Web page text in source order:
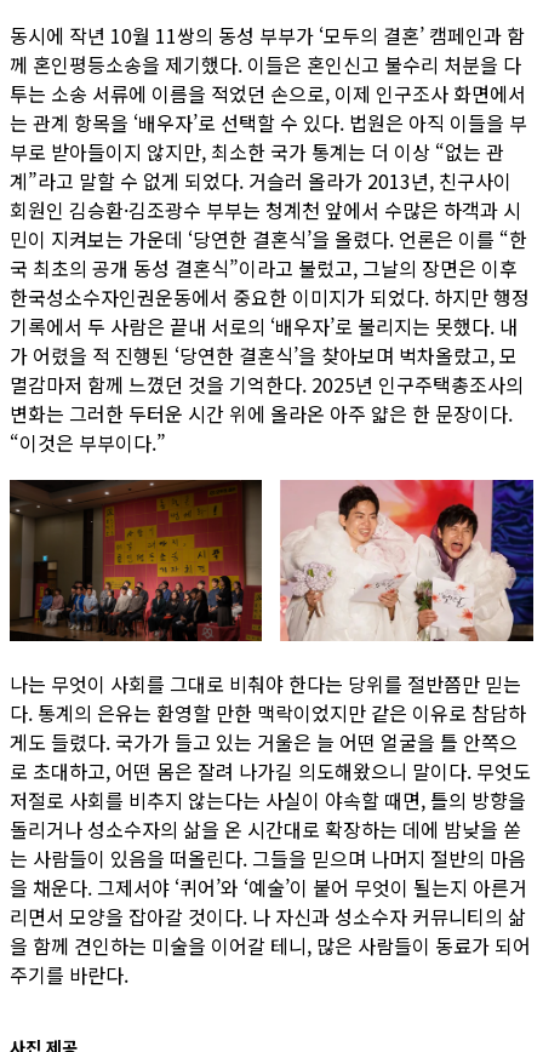
동시에 작년 10월 11쌍의 동성 부부가 ‘모두의 결혼’ 캠페인과 함
께 혼인평등소송을 제기했다. 이들은 혼인신고 불수리 처분을 다
투는 소송 서류에 이름을 적었던 손으로, 이제 인구조사 화면에서
는 관계 항목을 ‘배우자’로 선택할 수 있다. 법원은 아직 이들을 부
부로 받아들이지 않지만, 최소한 국가 통계는 더 이상 “없는 관
계”라고 말할 수 없게 되었다. 거슬러 올라가 2013년, 친구사이
회원인 김승환·김조광수 부부는 청계천 앞에서 수많은 하객과 시
민이 지켜보는 가운데 ‘당연한 결혼식’을 올렸다. 언론은 이를 “한
국 최초의 공개 동성 결혼식”이라고 불렀고, 그날의 장면은 이후
한국성소수자인권운동에서 중요한 이미지가 되었다. 하지만 행정
기록에서 두 사람은 끝내 서로의 ‘배우자’로 불리지는 못했다. 내
가 어렸을 적 진행된 ‘당연한 결혼식’을 찾아보며 벅차올랐고, 모
멸감마저 함께 느꼈던 것을 기억한다. 2025년 인구주택총조사의
변화는 그러한 두터운 시간 위에 올라온 아주 얇은 한 문장이다.
“이것은 부부이다.”
나는 무엇이 사회를 그대로 비춰야 한다는 당위를 절반쯤만 믿는
다. 통계의 은유는 환영할 만한 맥락이었지만 같은 이유로 참담하
게도 들렸다. 국가가 들고 있는 거울은 늘 어떤 얼굴을 틀 안쪽으
로 초대하고, 어떤 몸은 잘려 나가길 의도해왔으니 말이다. 무엇도
저절로 사회를 비추지 않는다는 사실이 야속할 때면, 틀의 방향을
돌리거나 성소수자의 삶을 온 시간대로 확장하는 데에 밤낮을 쏟
는 사람들이 있음을 떠올린다. 그들을 믿으며 나머지 절반의 마음
을 채운다. 그제서야 ‘퀴어’와 ‘예술’이 붙어 무엇이 될는지 아른거
리면서 모양을 잡아갈 것이다. 나 자신과 성소수자 커뮤니티의 삶
을 함께 견인하는 미술을 이어갈 테니, 많은 사람들이 동료가 되어
주기를 바란다.
사진 제공